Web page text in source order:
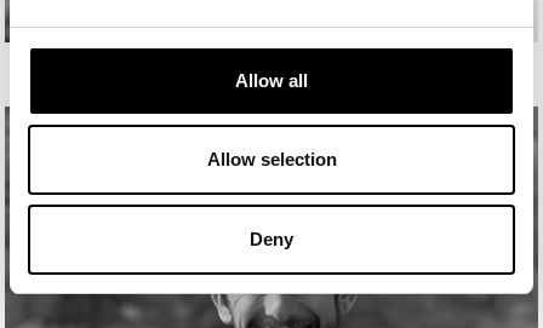
Allow all
Allow selection
Deny